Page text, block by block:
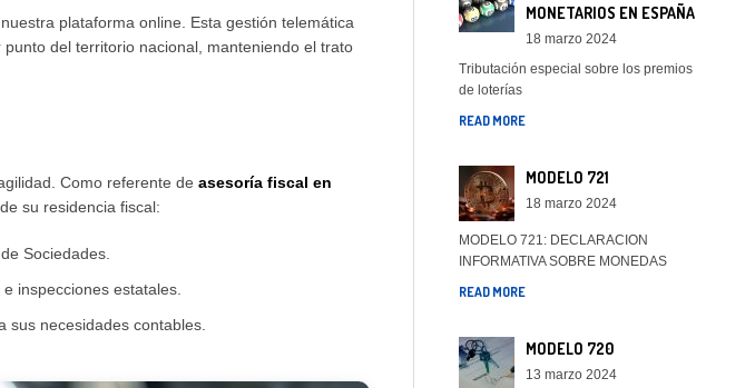
plataforma online. Esta gestión telemática
del territorio nacional, manteniendo el trato
Como referente de asesoría fiscal en
su residencia fiscal:
Sociedades.
inspecciones estatales.
sus necesidades contables.
MONETARIOS EN ESPAÑA
18 marzo 2024
Tributación especial sobre los premios
de loterías
READ MORE
MODELO 721
18 marzo 2024
MODELO 721: DECLARACION
INFORMATIVA SOBRE MONEDAS
READ MORE
MODELO 720
13 marzo 2024